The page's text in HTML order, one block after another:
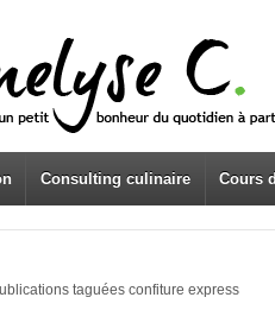
Consulting culinaire Cours
taguées confiture express